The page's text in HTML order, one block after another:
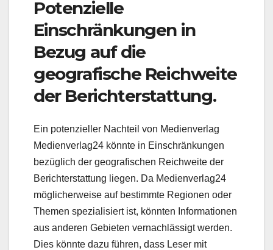
Potenzielle
Einschränkungen in
Bezug auf die
geografische Reichweite
der Berichterstattung.
Ein potenzieller Nachteil von Medienverlag
Medienverlag24 könnte in Einschränkungen
bezüglich der geografischen Reichweite der
Berichterstattung liegen. Da Medienverlag24
möglicherweise auf bestimmte Regionen oder
Themen spezialisiert ist, könnten Informationen
aus anderen Gebieten vernachlässigt werden.
Dies könnte dazu führen, dass Leser mit